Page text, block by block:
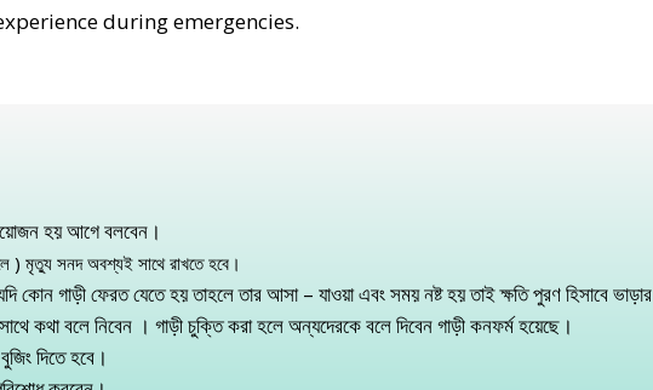
during emergencies.
হয় আগে বলবেন।
) মৃত্যু সনদ অবশ্যই সাথে রাখতে হবে।
গাড়ী ফেরত যেতে হয় তাহলে তার আসা – যাওয়া এবং সময় নষ্ট হয় তাই ক্ষতি পুরণ হিসাবে
কথা বলে নিবেন । গাড়ী চুক্তি করা হলে অন্যদেরকে বলে দিবেন গাড়ী কনফর্ম হয়েছে।
দিতে হবে।